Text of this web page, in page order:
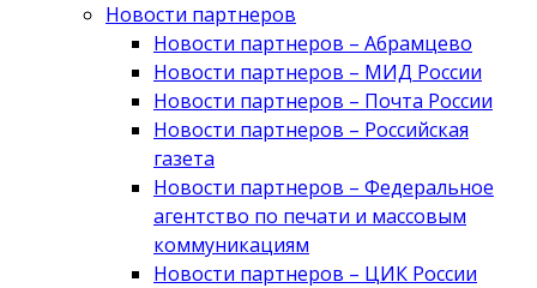
Новости партнеров
Новости партнеров – Абрамцево
Новости партнеров – МИД России
Новости партнеров – Почта России
Новости партнеров – Российская
газета
Новости партнеров – Федеральное
агентство по печати и массовым
коммуникациям
Новости партнеров – ЦИК России